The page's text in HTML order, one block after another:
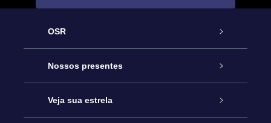
OSR
Serviço
Entre em contato conosco
Nossos presentes
Presente estrelar on-line
Veja sua estrela